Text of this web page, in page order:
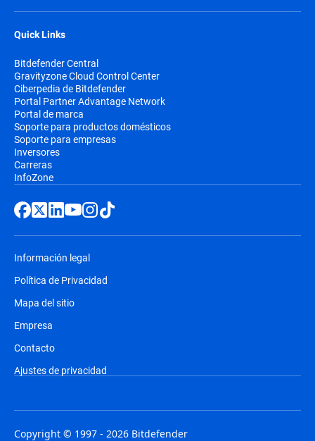
Quick Links
Bitdefender Central
Gravityzone Cloud Control Center
Ciberpedia de Bitdefender
Portal Partner Advantage Network
Portal de marca
Soporte para productos domésticos
Soporte para empresas
Inversores
Carreras
InfoZone
Información legal
Política de Privacidad
Mapa del sitio
Empresa
Contacto
Ajustes de privacidad
Copyright © 1997 - 2026 Bitdefender